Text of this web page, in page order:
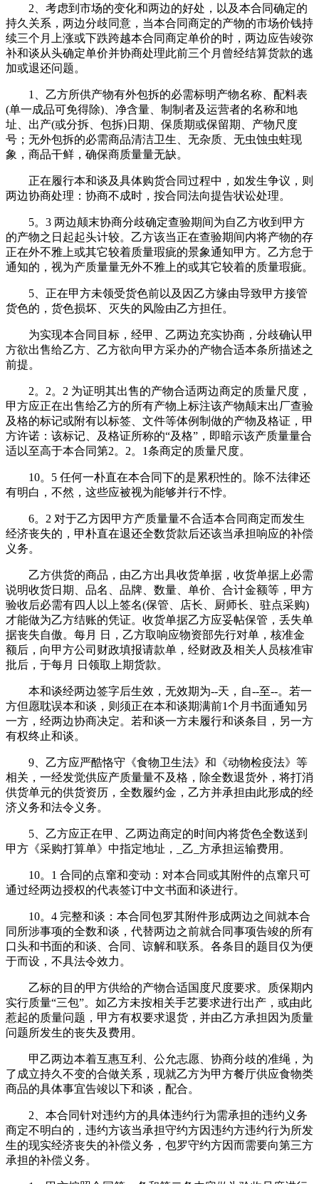
2、考虑到市场的变化和两边的好处，以及本合同确定的
持久关系，两边分歧同意，当本合同商定的产物的市场价钱持
续三个月上涨或下跌跨越本合同商定单价的时，两边应告竣弥
补和谈从头确定单价并协商处理此前三个月曾经结算货款的逃
加或退还问题。
1、乙方所供产物有外包拆的必需标明产物名称、配料表
(单一成品可免得除)、净含量、制制者及运营者的名称和地
址、出产(或分拆、包拆)日期、保质期或保留期、产物尺度
号；无外包拆的必需商品清洁卫生、无杂质、无虫蚀虫蛀现
象，商品干鲜，确保商质量量无缺。
正在履行本和谈及具体购货合同过程中，如发生争议，则
两边协商处理：协商不成时，按合同法向提告状讼处理。
5。3 两边颠末协商分歧确定查验期间为自乙方收到甲方
的产物之日起起头计较。乙方该当正在查验期间内将产物的存
正在外不雅上或其它较着质量瑕疵的景象通知甲方。乙方怠于
通知的，视为产质量量无外不雅上的或其它较着的质量瑕疵。
5、正在甲方未领受货色前以及因乙方缘由导致甲方接管
货色的，货色损坏、灭失的风险由乙方担任。
为实现本合同目标，经甲、乙两边充实协商，分歧确认甲
方欲出售给乙方、乙方欲向甲方采办的产物合适本条所描述之
前提。
2。2。2 为证明其出售的产物合适两边商定的质量尺度，
甲方应正在出售给乙方的所有产物上标注该产物颠末出厂查验
及格的标记或附有以标签、文件等体例制做的产物及格证，甲
方许诺：该标记、及格证所称的“及格”，即暗示该产质量量合
适以至高于本合同第2。2。1条商定的质量尺度。
10。5 任何一朴直在本合同下的是累积性的。除不法律还
有明白，不然，这些应被视为能够并行不悖。
6。2 对于乙方因甲方产质量量不合适本合同商定而发生
经济丧失的，甲朴直在退还全数货款后还该当承担响应的补偿
义务。
乙方供货的商品，由乙方出具收货单据，收货单据上必需
说明收货日期、品名、品牌、数量、单价、合计金额等，甲方
验收后必需有四人以上签名(保管、店长、厨师长、驻点采购)
才能做为乙方结账的凭证。收货单据乙方应妥帖保管，丢失单
据丧失自傲。每月 日，乙方取响应物资部先行对单，核准金
额后，向甲方公司财政填报请款单，经财政及相关人员核准审
批后，于每月 日领取上期货款。
本和谈经两边签字后生效，无效期为--天，自--至--。若一
方但愿耽误本和谈，则须正在本和谈期满前1个月书面通知另
一方，经两边协商决定。若和谈一方未履行和谈条目，另一方
有权终止和谈。
9、乙方应严酷恪守《食物卫生法》和《动物检疫法》等
相关，一经发觉供应产质量量不及格，除全数退货外，将打消
供货单元的供货资历，全数履约金，乙方并承担由此形成的经
济义务和法令义务。
5、乙方应正在甲、乙两边商定的时间内将货色全数送到
甲方《采购打算单》中指定地址，_乙_方承担运输费用。
10。1 合同的点窜和变动：对本合同或其附件的点窜只可
通过经两边授权的代表签订中文书面和谈进行。
10。4 完整和谈：本合同包罗其附件形成两边之间就本合
同所涉事项的全数和谈，代替两边之前就合同事项告竣的所有
口头和书面的和谈、合同、谅解和联系。各条目的题目仅为便
于而设，不具法令效力。
乙标的目的甲方供给的产物合适国度尺度要求。质保期内
实行质量“三包”。如乙方未按相关手艺要求进行出产，或由此
惹起的质量问题，甲方有权要求退货，并由乙方承担因为质量
问题所发生的丧失及费用。
甲乙两边本着互惠互利、公允志愿、协商分歧的准绳，为
了成立持久不变的合做关系，现就乙方为甲方餐厅供应食物类
商品的具体事宜告竣以下和谈，配合。
2、本合同针对违约方的具体违约行为需承担的违约义务
商定不明白的，违约方该当承担守约方因违约方违约行为所发
生的现实经济丧失的补偿义务，包罗守约方因而需要向第三方
承担的补偿义务。